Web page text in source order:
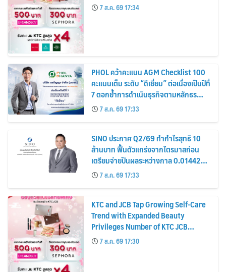
7 ส.ค. 69 17:34
PHOL คว้าคะแนน AGM Checklist 100
คะแนนเต็ม ระดับ “ดีเยี่ยม” ต่อเนื่องเป็นปีที่
7 ตอกย้ำการดำเนินธุรกิจตามหลักธร
รมาภิบาล โปร่งใส สร้างความเชื่อมั่นผู้ถือ
หุ้น
7 ส.ค. 69 17:33
SINO ประกาศ Q2/69 ทำกำไรสุทธิ 10
ล้านบาท ฟื้นตัวแกร่งจากไตรมาสก่อน
เตรียมจ่ายปันผลระหว่างกาล 0.014423
บาทต่อหุ้น ครึ่งปีหลังมุ่งเติบโตต่อเนื่อง
7 ส.ค. 69 17:33
KTC and JCB Tap Growing Self-Care
Trend with Expanded Beauty
Privileges Number of KTC JCB
Cardmembers Spending on
Cosmetics Rises 26%
7 ส.ค. 69 17:30